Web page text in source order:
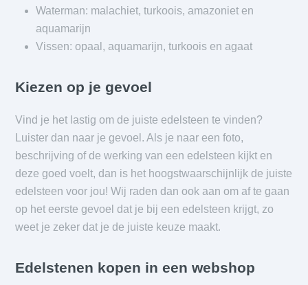
Waterman: malachiet, turkoois, amazoniet en
aquamarijn
Vissen: opaal, aquamarijn, turkoois en agaat
Kiezen op je gevoel
Vind je het lastig om de juiste edelsteen te vinden?
Luister dan naar je gevoel. Als je naar een foto,
beschrijving of de werking van een edelsteen kijkt en
deze goed voelt, dan is het hoogstwaarschijnlijk de juiste
edelsteen voor jou! Wij raden dan ook aan om af te gaan
op het eerste gevoel dat je bij een edelsteen krijgt, zo
weet je zeker dat je de juiste keuze maakt.
Edelstenen kopen in een webshop